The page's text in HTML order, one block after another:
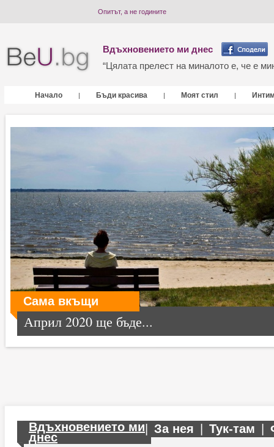
Опитът, а не годините
Вдъхновението ми днес
“Цялата прелест на миналото е, че е
Начало | Бъди красива | Моят стил |
Сама вкъщи
Април 2020 ще бъде...
Вдъхновението ми
днес
За нея Тук-там